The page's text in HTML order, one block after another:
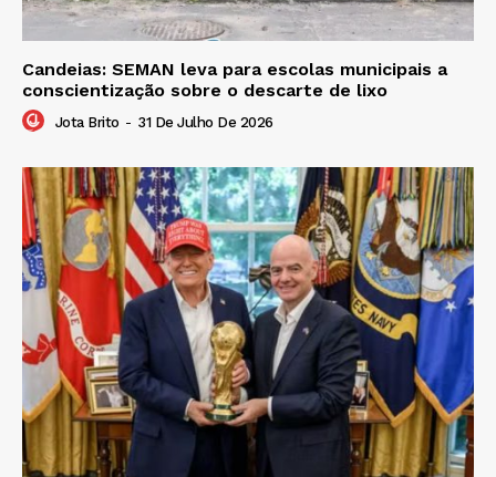
Candeias: SEMAN leva para escolas municipais a
conscientização sobre o descarte de lixo
Jota Brito - 31 De Julho De 2026